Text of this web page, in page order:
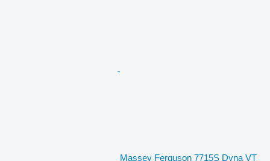
Massey Ferguson 7715S Dyna VT